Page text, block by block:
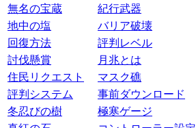
無名の宝蔵
紀行武器
地中の塩
バリア破壊
回復方法
評判レベル
討伐懸賞
月兆とは
住民リクエスト
マスク礁
評判システム
事前ダウンロード
冬忍びの樹
極寒ゲージ